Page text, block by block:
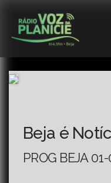
Beja é
PROG BEJA